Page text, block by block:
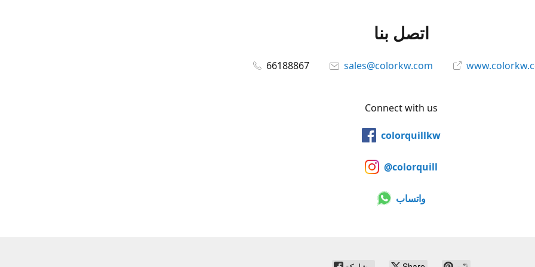
اتصل بنا
66188867 sales@colorkw.com
Connect with us
colorquillkw
@colorquill
واتساب